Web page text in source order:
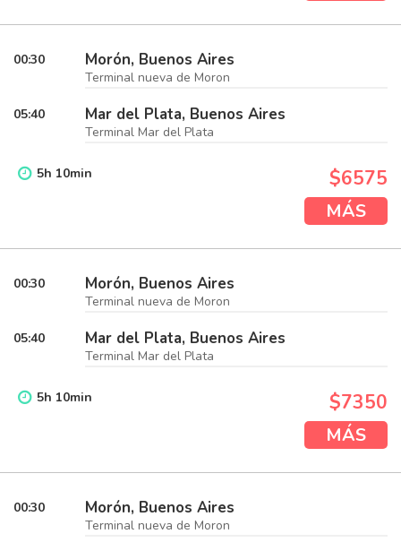
00:30 Morón, Buenos Aires
Terminal nueva de Moron
05:40 Mar del Plata, Buenos Aires
Terminal Mar del Plata
5h 10min $6575
MÁS
00:30 Morón, Buenos Aires
Terminal nueva de Moron
05:40 Mar del Plata, Buenos Aires
Terminal Mar del Plata
5h 10min $7350
MÁS
00:30 Morón, Buenos Aires
Terminal nueva de Moron